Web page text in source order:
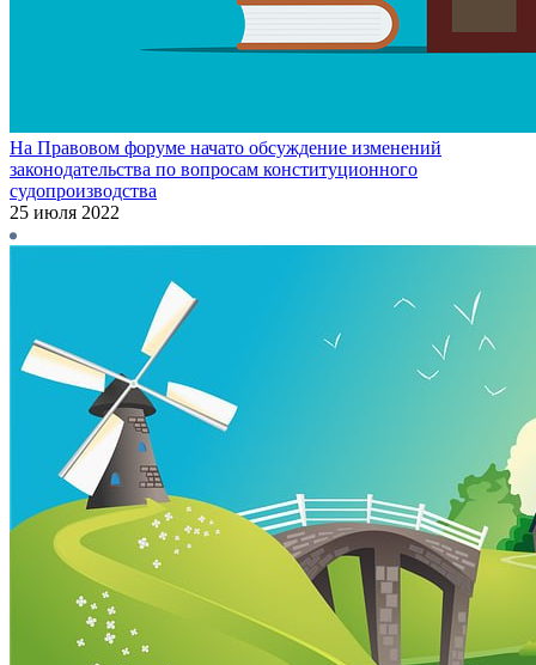
На Правовом форуме начато обсуждение изменений
законодательства по вопросам конституционного
судопроизводства
25 июля 2022